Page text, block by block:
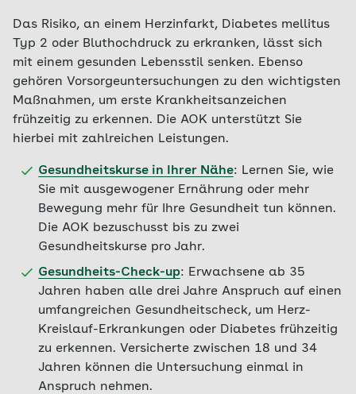
Das Risiko, an einem Herzinfarkt, Diabetes mellitus
Typ 2 oder Bluthochdruck zu erkranken, lässt sich
mit einem gesunden Lebensstil senken. Ebenso
gehören Vorsorgeuntersuchungen zu den wichtigsten
Maßnahmen, um erste Krankheitsanzeichen
frühzeitig zu erkennen. Die AOK unterstützt Sie
hierbei mit zahlreichen Leistungen.
Gesundheitskurse in Ihrer Nähe: Lernen Sie, wie
Sie mit ausgewogener Ernährung oder mehr
Bewegung mehr für Ihre Gesundheit tun können.
Die AOK bezuschusst bis zu zwei
Gesundheitskurse pro Jahr.
Gesundheits-Check-up: Erwachsene ab 35
Jahren haben alle drei Jahre Anspruch auf einen
umfangreichen Gesundheitscheck, um Herz-
Kreislauf-Erkrankungen oder Diabetes frühzeitig
zu erkennen. Versicherte zwischen 18 und 34
Jahren können die Untersuchung einmal in
Anspruch nehmen.